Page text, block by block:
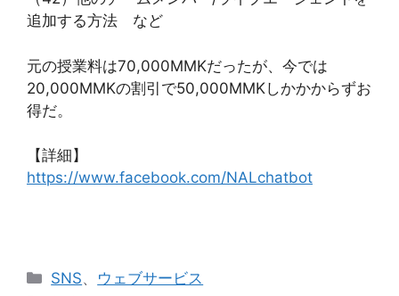
追加する方法 など
元の授業料は70,000MMKだったが、今では
20,000MMKの割引で50,000MMKしかかからずお
得だ。
【詳細】
https://www.facebook.com/NALchatbot
カ
SNS、 ウェブサービス